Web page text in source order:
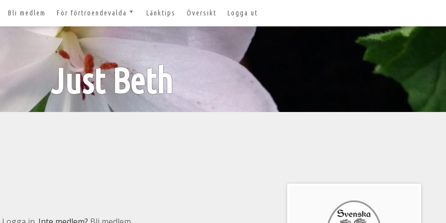
Bli medlem För förtroendevalda
Nyheter och tips 2026-03-20
Styrelsesidan
Bildbanken
Dokument för
förtroendevalda
Lägg till aktivitet
Länktips Översikt Logga ut
Just Beth